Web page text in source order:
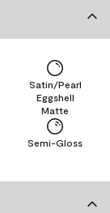
Semi-Gloss
Matte
Eggshell
Satin/Pearl